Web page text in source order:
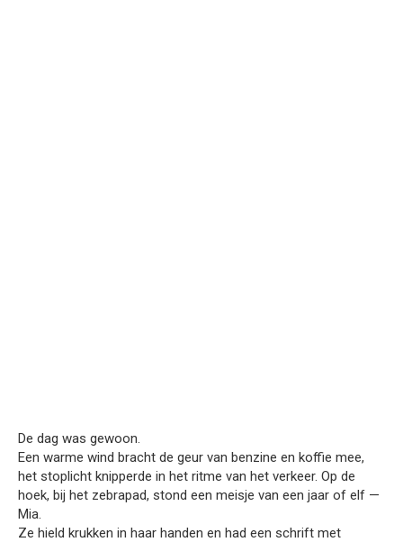
De dag was gewoon.
Een warme wind bracht de geur van benzine en koffie mee,
het stoplicht knipperde in het ritme van het verkeer. Op de
hoek, bij het zebrapad, stond een meisje van een jaar of elf —
Mia.
Ze hield krukken in haar handen en had een schrift met